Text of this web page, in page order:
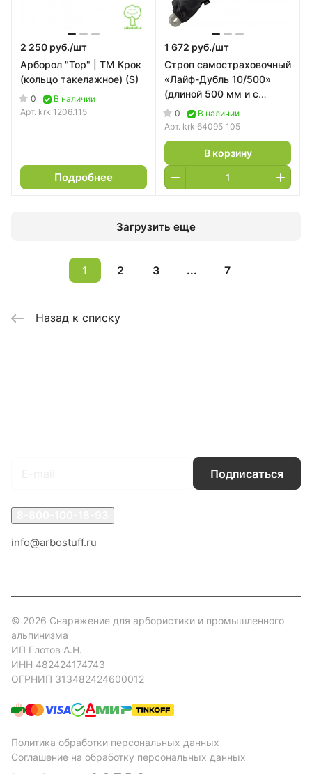
2 250 руб./шт
Арборол "Тор" | ТМ Крок
(кольцо такелажное) (S)
0
В наличии
Арт. krk 1206.115
Подробнее
1 672 руб./шт
Строп самостраховочный
«Лайф-Дубль 10/500»
(длиной 500 мм и с
многоразовым
амортизатором) Krok
0
В наличии
Арт. krk 64095_105
В корзину
Загрузить еще
1 2 3 ... 7
Назад к списку
Подписаться
info@arbostuff.ru
© 2026 Снаряжение для арбористики и промышленного
альпинизма
ИП Глотов А.Н.
ИНН 482424174743
ОГРНИП 313482424600012
Политика обработки персональных данных
Соглашение на обработку персональных данных